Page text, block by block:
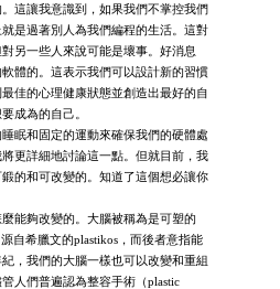
這讓我意識到，如果我們不掌控我們
是過著別人為我們編程的生活。這對
另一些人來說可能是壞事。好消息
體的。這表示我們可以設計新的習慣
佳的心理健康狀態並創造出最好的自
成為的自己。
和固定的運動來確保我們的硬體處
更詳細地討論這一點。但就目前，我
的和可改變的。知道了這個想必讓你
夠改變的。大腦被稱為是可塑的
自希臘文的plastikos，而後者意指能
，我們的大腦一樣也可以改變和重組
人們普遍認為整容手術（plastic